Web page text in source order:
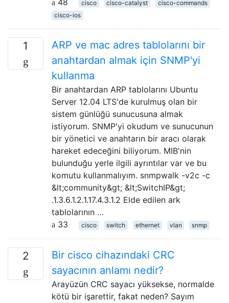
48
cisco cisco-catalyst
cisco-commands
cisco-ios
1
ARP ve mac adres tablolarını bir
anahtardan almak için SNMP'yi
kullanma
Bir anahtardan ARP tablolarını Ubuntu
Server 12.04 LTS'de kurulmuş olan bir
sistem günlüğü sunucusuna almak
istiyorum. SNMP'yi okudum ve sunucunun
bir yönetici ve anahtarın bir aracı olarak
hareket edeceğini biliyorum. MIB'nin
bulunduğu yerle ilgili ayrıntılar var ve bu
komutu kullanmalıyım. snmpwalk -v2c -c
&lt;community&gt; &lt;SwitchIP&gt;
.1.3.6.1.2.1.17.4.3.1.2 Elde edilen ark
tablolarının …
33
cisco switch ethernet vlan snmp
2
Bir cisco cihazındaki CRC
sayacının anlamı nedir?
Arayüzün CRC sayacı yüksekse, normalde
kötü bir işarettir, fakat neden? Sayım